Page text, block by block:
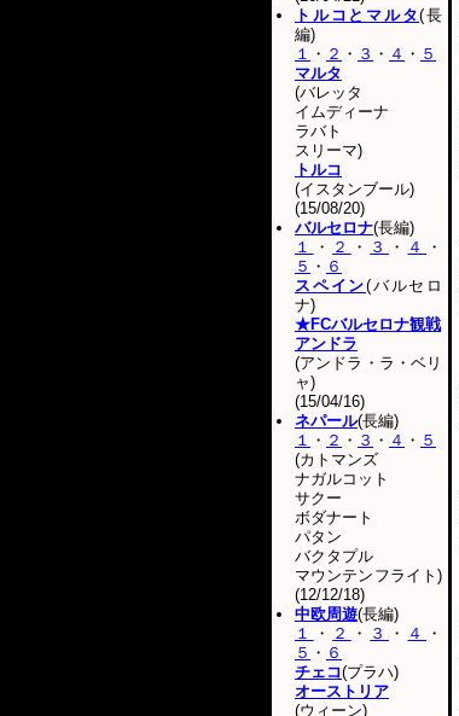
トルコとマルタ(長
編)
１ ・ ２ ・ ３ ・ ４ ・ ５
マルタ
(バレッタ
イムディーナ
ラバト
スリーマ)
トルコ
(イスタンブール)
(15/08/20)
バルセロナ(長編)
１
・ ２ ・ ３ ・ ４
・
５ ・ ６
スペイン(バルセロ
ナ)
★FCバルセロナ観戦
アンドラ
(アンドラ・ラ・ベリ
ャ)
(15/04/16)
ネパール(長編)
１ ・ ２ ・ ３ ・ ４ ・ ５
(カトマンズ
ナガルコット
サクー
ボダナート
パタン
バクタプル
マウンテンフライト)
(12/12/18)
中欧周遊(長編)
１
・ ２ ・ ３ ・ ４
・
５ ・ ６
チェコ(プラハ)
オーストリア
(ウィーン)